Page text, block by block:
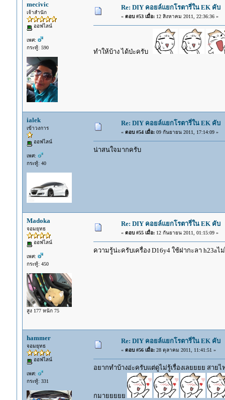
mecivic
เจ้าสำนัก
ออฟไลน์
เพศ:
กระทู้: 590
Re: DIY คอยล์แยกโรตารี่ใน EK คับ
« ตอบ #53 เมื่อ:12 สิงหาคม 2011, 22:36:36 »
ทำให้บ้าง ได้ป่ะครับ
ialek
เข้าวงการ
ออฟไลน์
เพศ:
กระทู้: 40
Re: DIY คอยล์แยกโรตารี่ใน EK คับ
« ตอบ #54 เมื่อ:09 กันยายน 2011, 17:14:09 »
น่าสนใจมากครับ
Madoka
จอมยุทธ
ออฟไลน์
เพศ:
กระทู้: 450
สูง 177 หนัก 75
Re: DIY คอยล์แยกโรตารี่ใน EK คับ
« ตอบ #55 เมื่อ:12 กันยายน 2011, 01:15:09 »
ความรู้น่ะครับเครื่อง D16y4 ใช้ฝากะลา h23a
hammer
จอมยุทธ
ออฟไลน์
เพศ:
กระทู้: 331
Re: DIY คอยล์แยกโรตารี่ใน EK คับ
« ตอบ #56 เมื่อ:28 ตุลาคม 2011, 11:41:51 »
อยากทำบ้างอ่ะครับแต่ดูไม่รู้เรื่องเลยยยย สาย
กมายยยยย